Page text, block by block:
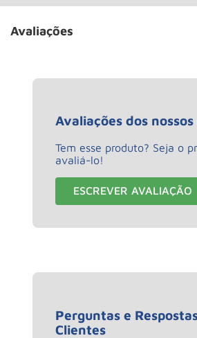
Avaliações
Avaliações dos
Tem esse produto? Seja o
avaliá-lo!
ESCREVER AVALIAÇÃO
Perguntas e
Clientes